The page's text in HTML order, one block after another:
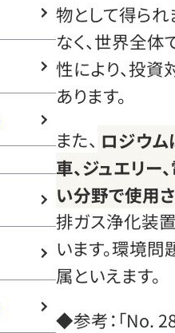
物として得ら
なく、世界全体
性により、投
あります。
また、 ロジウム
車、ジュエリー
い分野で使用さ
排ガス浄化装
います。環境
属といえます。
◆参考：「No.